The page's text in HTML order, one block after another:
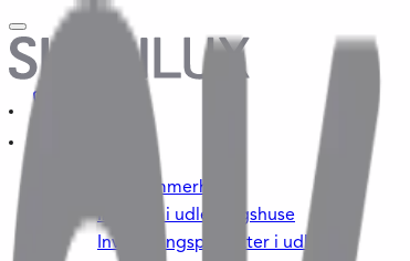
Byg sommerhus
Investér i udlejningshuse
Investeringsprojekter i udlandet